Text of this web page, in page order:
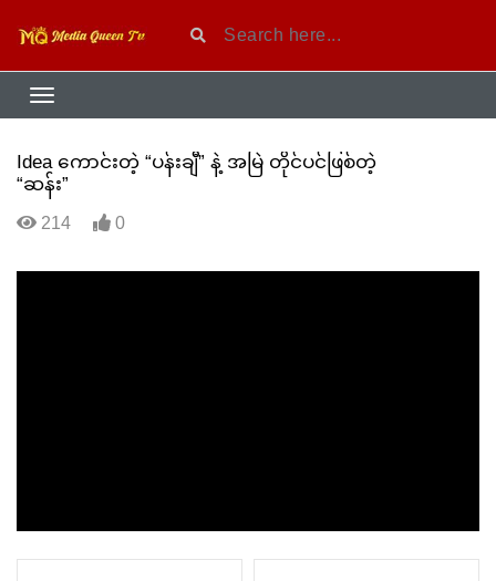
Idea ကောင်းတဲ့ “ပန်းချီ” နဲ့ အမြဲ တိုင်ပင်ဖြစ်တဲ့
“ဆန်း”
214 0